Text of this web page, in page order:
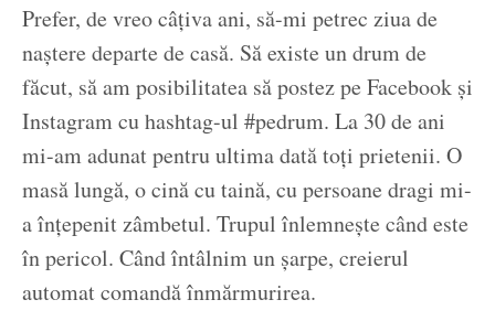
Prefer, de vreo câțiva ani, să-mi petrec ziua de
naștere departe de casă. Să existe un drum de
făcut, să am posibilitatea să postez pe Facebook și
Instagram cu hashtag-ul #pedrum. La 30 de ani
mi-am adunat pentru ultima dată toți prietenii. O
masă lungă, o cină cu taină, cu persoane dragi mi-
a înțepenit zâmbetul. Trupul înlemnește când este
în pericol. Când întâlnim un șarpe, creierul
automat comandă înmărmurirea.